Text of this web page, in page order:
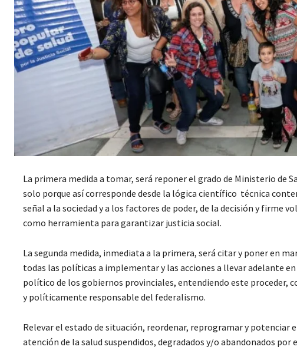
La primera medida a tomar, será reponer el grado de Ministerio de
solo porque así corresponde desde la lógica científico técnica
señal a la sociedad y a los factores de poder, de la decisión y
como herramienta para garantizar justicia social.
La segunda medida, inmediata a la primera, será citar y poner en
todas las políticas a implementar y las acciones a llevar adelante
político de los gobiernos provinciales, entendiendo este proceder,
y políticamente responsable del federalismo.
Relevar el estado de situación, reordenar, reprogramar y potenciar
atención de la salud suspendidos, degradados y/o abandonados